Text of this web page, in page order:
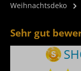
Weihnachtsdeko
Sehr gut